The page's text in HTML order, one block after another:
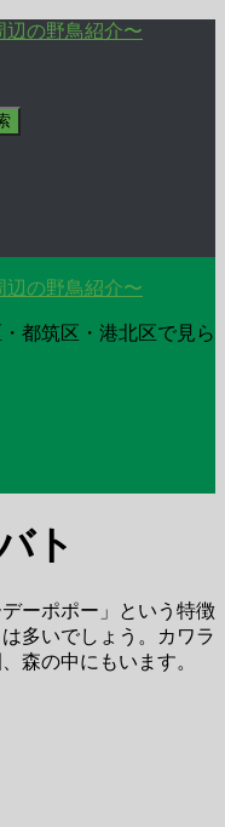
都筑区・港北区で見ら
ト
ーポポー」という特徴
多いでしょう。カワラ
森の中にもいます。